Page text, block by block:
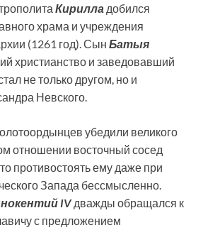
Кирилла добился
храма и учреждения
(1261 год). Сын Батыя
христианство и заведовавший
не только другом, но и
Невского.
убедили великого
отношении восточный сосед
противостоять ему даже при
Запада бессмысленно.
IVдважды обращался к
с предложением